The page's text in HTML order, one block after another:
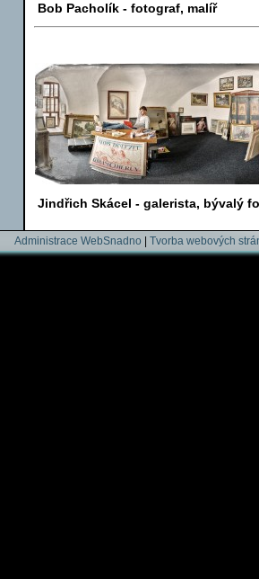
Bob Pacholík - fotograf, malíř
Jindřich Skácel - galerista, bývalý
Administrace WebSnadno Tvorba webových